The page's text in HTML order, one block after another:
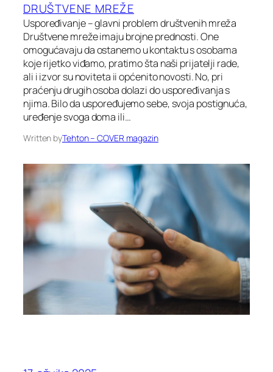
DRUŠTVENE MREŽE
Uspoređivanje – glavni problem društvenih mreža
Društvene mreže imaju brojne prednosti. One
omogućavaju da ostanemo u kontaktu s osobama
koje rijetko viđamo, pratimo šta naši prijatelji rade,
ali i izvor su noviteta ii općenito novosti. No, pri
praćenju drugih osoba dolazi do uspoređivanja s
njima. Bilo da uspoređujemo sebe, svoja postignuća,
uređenje svoga doma ili…
Written byTehton – COVER magazin